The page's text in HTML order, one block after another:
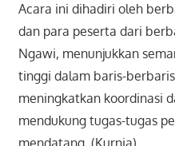
Acara ini dihadiri oleh
dan para peserta dari
Ngawi, menunjukkan
tinggi dalam baris-
meningkatkan koordinasi
mendukung tugas-tugas